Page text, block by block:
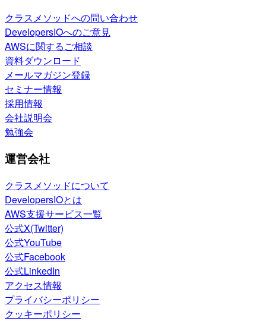
クラスメソッドへの問い合わせ
DevelopersIOへのご意見
AWSに関するご相談
資料ダウンロード
メールマガジン登録
セミナー情報
採用情報
会社説明会
勉強会
運営会社
クラスメソッドについて
DevelopersIOとは
AWS支援サービス一覧
公式X(Twitter)
公式YouTube
公式Facebook
公式LinkedIn
アクセス情報
プライバシーポリシー
クッキーポリシー